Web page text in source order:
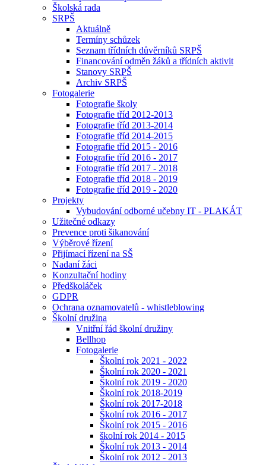
Školská rada
SRPŠ
Aktuálně
Termíny schůzek
Seznam třídních důvěrníků SRPŠ
Financování odměn žáků a třídních aktivit
Stanovy SRPŠ
Archiv SRPŠ
Fotogalerie
Fotografie školy
Fotografie tříd 2012-2013
Fotografie tříd 2013-2014
Fotografie tříd 2014-2015
Fotografie tříd 2015 - 2016
Fotografie tříd 2016 - 2017
Fotografie tříd 2017 - 2018
Fotografie tříd 2018 - 2019
Fotografie tříd 2019 - 2020
Projekty
Vybudování odborné učebny IT - PLAKÁT
Užitečné odkazy
Prevence proti šikanování
Výběrové řízení
Přijímací řízení na SŠ
Nadaní žáci
Konzultační hodiny
Předškoláček
GDPR
Ochrana oznamovatelů - whistleblowing
Školní družina
Vnitřní řád školní družiny
Bellhop
Fotogalerie
Školní rok 2021 - 2022
Školní rok 2020 - 2021
Školní rok 2019 - 2020
Školní rok 2018-2019
Školní rok 2017-2018
Školní rok 2016 - 2017
Školní rok 2015 - 2016
školní rok 2014 - 2015
Školní rok 2013 - 2014
Školní rok 2012 - 2013